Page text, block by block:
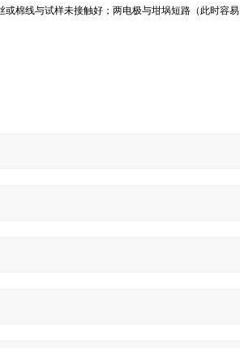
棉线与试样未接触好；两电极与坩埚短路（此时容易